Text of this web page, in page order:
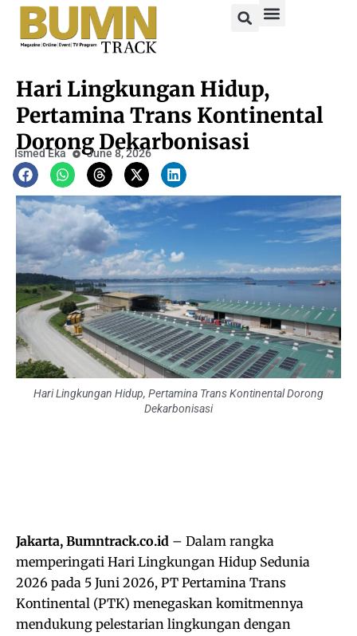
Hari Lingkungan Hidup,
Pertamina Trans Kontinental
Dorong Dekarbonisasi
Ismed Eka June 8, 2026
Hari Lingkungan Hidup, Pertamina Trans Kontinental Dorong
Dekarbonisasi
Jakarta, Bumntrack.co.id – Dalam rangka
memperingati Hari Lingkungan Hidup Sedunia
2026 pada 5 Juni 2026, PT Pertamina Trans
Kontinental (PTK) menegaskan komitmennya
mendukung pelestarian lingkungan dengan